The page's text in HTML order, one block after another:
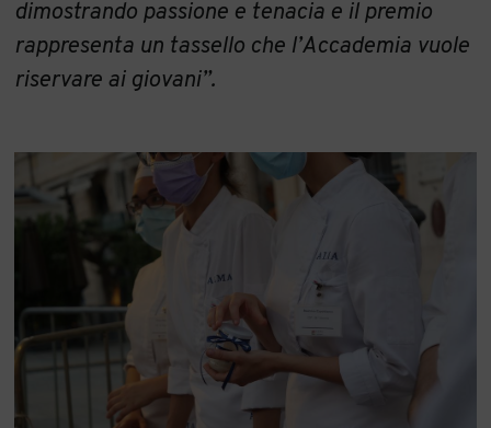
dimostrando passione e tenacia e il premio
rappresenta un tassello che l’Accademia vuole
riservare ai giovani”.